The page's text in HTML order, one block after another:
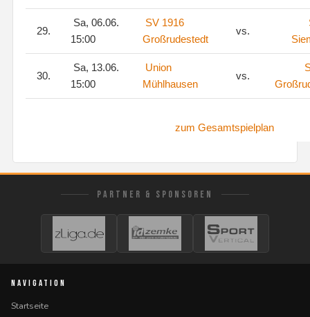
29.
Sa, 06.06.
15:00
SV 1916
Großrudestedt
vs.
30.
Sa, 13.06.
15:00
Union
Mühlhausen
vs.
zum Gesamtspielplan
PARTNER & SPONSOREN
NAVIGATION
Startseite